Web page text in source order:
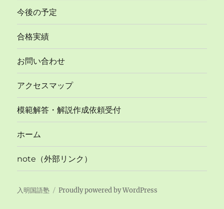
今後の予定
合格実績
お問い合わせ
アクセスマップ
模範解答・解説作成依頼受付
ホーム
note（外部リンク）
入明国語塾 Proudly powered by WordPress